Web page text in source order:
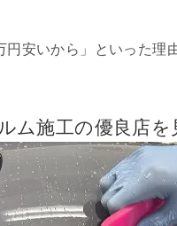
円安いから」といった
ム施工の優良店を